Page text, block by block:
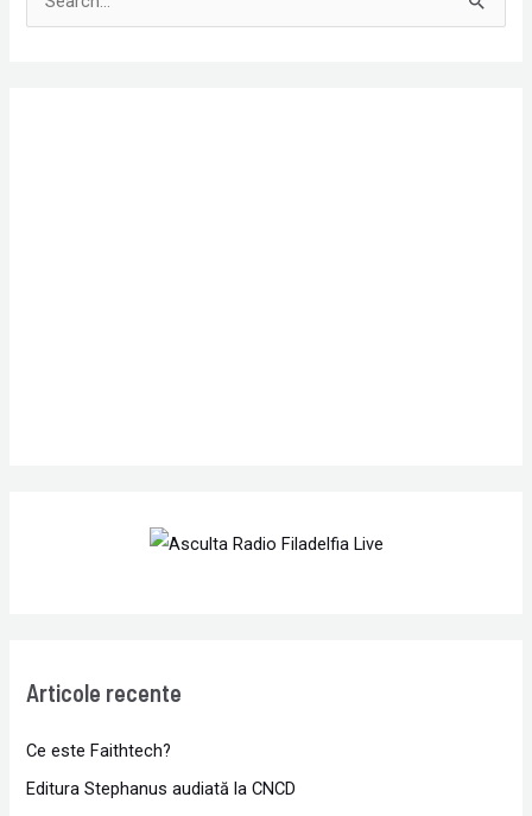
Articole recente
Ce este Faithtech?
Editura Stephanus audiată la CNCD